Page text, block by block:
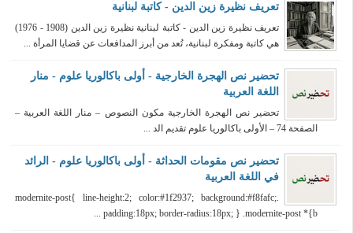
تعريف نظيرة زين الدين - كاتبة لبنانية
تعريف نظيرة زين الدين - كاتبة لبنانية نظيرة زين الدين (1908 - 1976)
هي كاتبة ومفكرة لبنانية، تُعد من أبرز المدافعات عن قضايا المرأة ...
تحضير نص الهجرة الخارجية - أولى باكالوريا علوم - منار
اللغة العربية
تحضير نص الهجرة الخارجية مكون النصوص – منار اللغة العربية –
الصفحة 74 – الأولى باكالوريا علوم تقديم الد ...
تحضير نص مقومات الحداثة - أولى باكالوريا علوم - الرائد
في اللغة العربية
.modernite-post{ line-height:2; color:#1f2937; background:#f8fafc;
padding:18px; border-radius:18px; } .modernite-post *{b ...